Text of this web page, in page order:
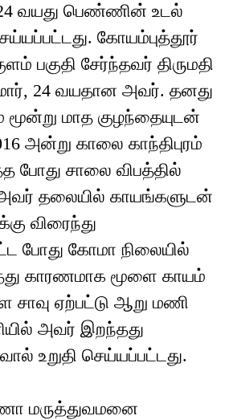
வயது பெண்ணின் உடல்
கோயம்புத்தூர்
பகுதி சேர்ந்தவர் திருமதி
24 வயதான அவர். தனது
மாத குழந்தையுடன்
அன்று காலை காந்திபுரம்
போது சாலை விபத்தில்
அவர் தலையில் காயங்களுடன்
விரைந்து
போது கோமா நிலையில்
காரணமாக மூளை காயம்
ஏற்பட்டு ஆறு மணி
அவர் இறந்தது
உறுதி செய்யப்பட்டது.
மருத்துவமனை